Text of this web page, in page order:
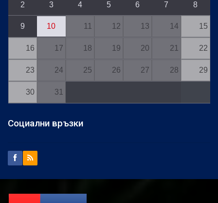
2 3 4 5 6 7 8
9 10 11 12 13 14 15
16 17 18 19 20 21 22
23 24 25 26 27 28 29
30 31
Социални връзки